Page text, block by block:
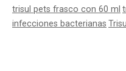
trisul pets frasco con 60 ml
infecciones bacterianas